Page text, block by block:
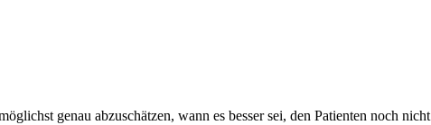
genau abzuschätzen, wann es besser sei, den Patienten noch nicht